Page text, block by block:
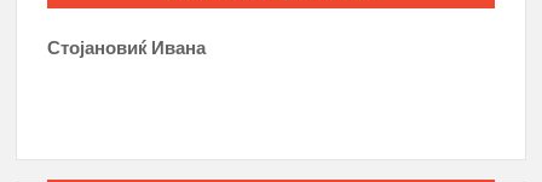
Стојановиќ Ивана